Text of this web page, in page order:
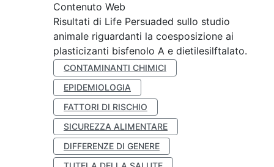
Contenuto Web
Risultati di Life Persuaded sullo studio
animale riguardanti la coesposizione ai
plasticizanti bisfenolo A e dietilesilftalato.
CONTAMINANTI CHIMICI
EPIDEMIOLOGIA
FATTORI DI RISCHIO
SICUREZZA ALIMENTARE
DIFFERENZE DI GENERE